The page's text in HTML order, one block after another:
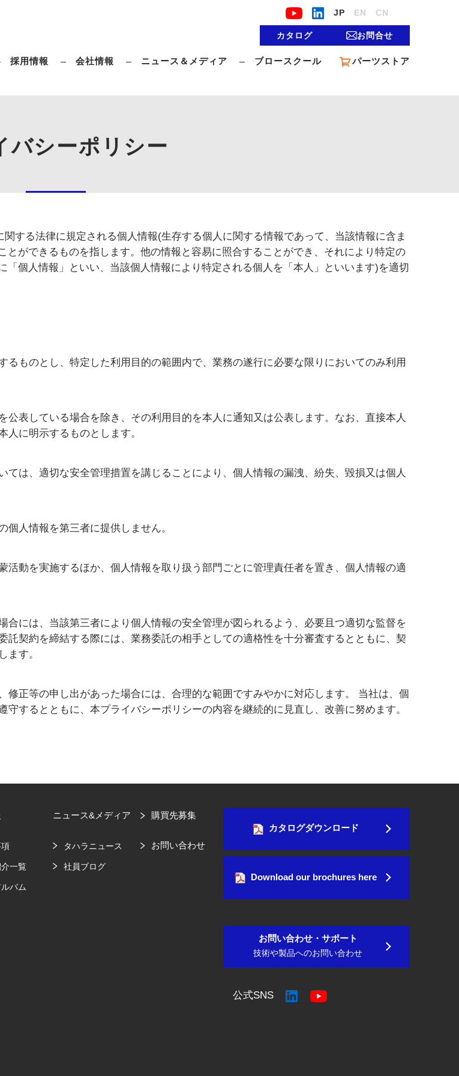
JP EN CN
カタログ お問合せ
採用情報 会社情報 ニュース＆メディア ブロースクール パーツストア
バシーポリシー
する法律に規定される個人情報(生存する個人に関する情報であって、当該情報に含ま
ができるものを指します。他の情報と容易に照合することができ、それにより特定の
個人情報」といい、当該個人情報により特定される個人を「本人」といいます)を適切
ものとし、特定した利用目的の範囲内で、業務の遂行に必要な限りにおいてのみ利用
表している場合を除き、その利用目的を本人に通知又は公表します。なお、直接本人
に明示するものとします。
は、適切な安全管理措置を講じることにより、個人情報の漏洩、紛失、毀損又は個人
人情報を第三者に提供しません。
動を実施するほか、個人情報を取り扱う部門ごとに管理責任者を置き、個人情報の適
には、当該第三者により個人情報の安全管理が図られるよう、必要且つ適切な監督を
契約を締結する際には、業務委託の相手としての適格性を十分審査するとともに、契
ます。
正等の申し出があった場合には、合理的な範囲ですみやかに対応します。 当社は、個
するとともに、本プライバシーポリシーの内容を継続的に見直し、改善に努めます。
一覧
バム
ニュース&メディア
タハラニュース
社員ブログ
購買先募集
お問い合わせ
カタログダウンロード
Download our brochures here
お問い合わせ・サポート
技術や製品へのお問い合わせ
公式SNS